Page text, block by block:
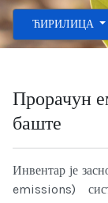
Изаберите ваш
ЋИРИЛИЦА
Прорачун
баште
Инвентар је
emissions)